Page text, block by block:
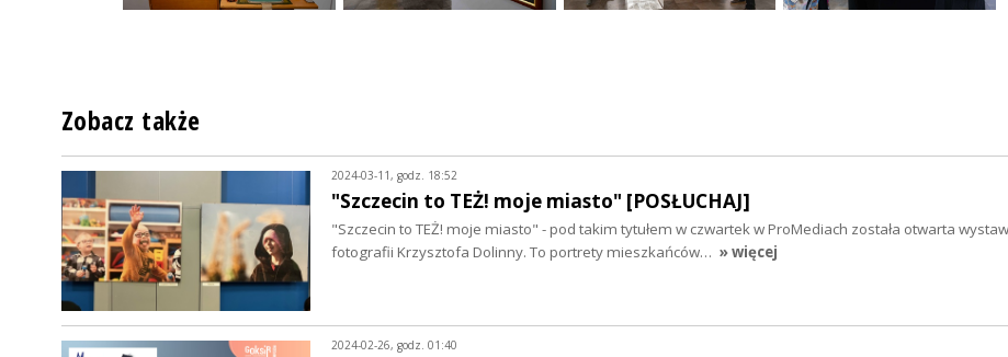
Zobacz także
2024-03-11, godz. 18:52
"Szczecin to TEŻ! moje miasto" [POSŁUCHAJ]
"Szczecin to TEŻ! moje miasto" - pod takim tytułem w czwartek w ProMediach została otwarta
fotografii Krzysztofa Dolinny. To portrety mieszkańców… » więcej
2024-02-26, godz. 01:40